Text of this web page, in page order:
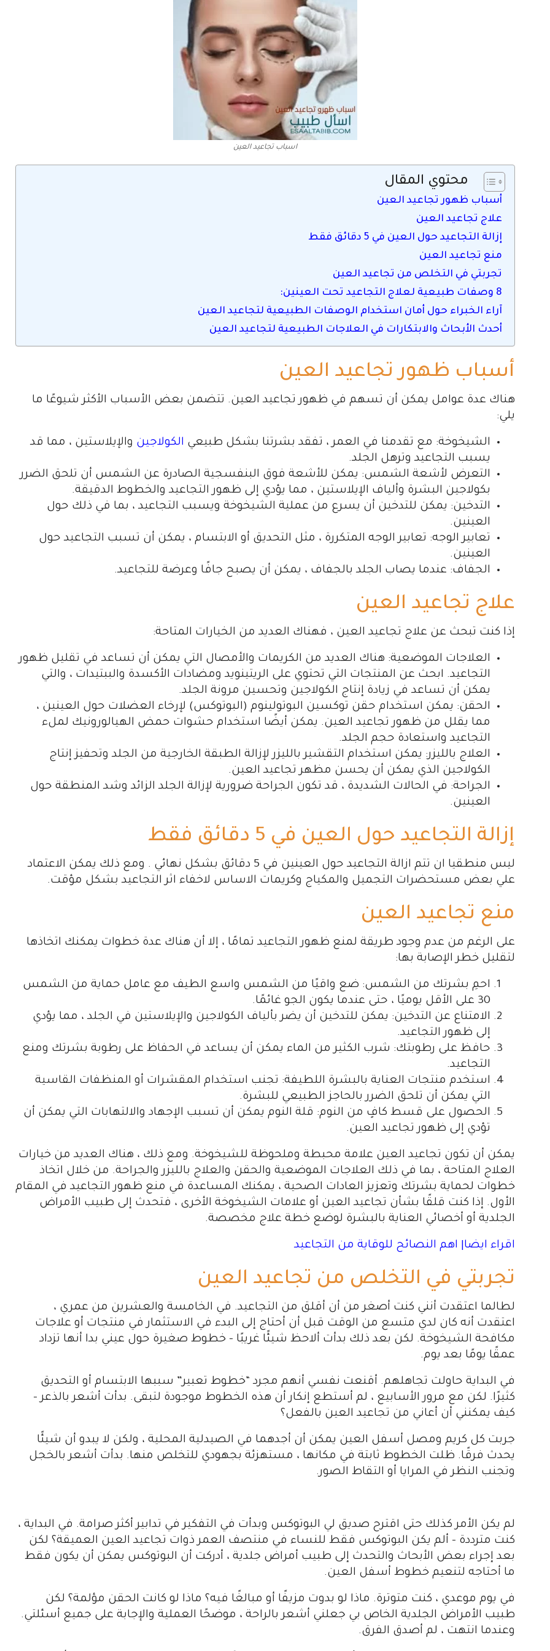
اسباب تجاعيد العين
محتوي المقال
أسباب ظهور تجاعيد العين
علاج تجاعيد العين
إزالة التجاعيد حول العين في 5 دقائق فقط
منع تجاعيد العين
تجربتي في التخلص من تجاعيد العين
8 وصفات طبيعية لعلاج التجاعيد تحت العينين:
آراء الخبراء حول أمان استخدام الوصفات الطبيعية لتجاعيد العين
أحدث الأبحاث والابتكارات في العلاجات الطبيعية لتجاعيد العين
أسباب ظهور تجاعيد العين
هناك عدة عوامل يمكن أن تسهم في ظهور تجاعيد العين. تتضمن بعض الأسباب الأكثر شيوعًا ما
يلي:
الشيخوخة: مع تقدمنا في العمر ، تفقد بشرتنا بشكل طبيعي الكولاجين والإيلاستين ، مما قد
يسبب التجاعيد وترهل الجلد.
التعرض لأشعة الشمس: يمكن للأشعة فوق البنفسجية الصادرة عن الشمس أن تلحق الضرر
بكولاجين البشرة وألياف الإيلاستين ، مما يؤدي إلى ظهور التجاعيد والخطوط الدقيقة.
التدخين: يمكن للتدخين أن يسرع من عملية الشيخوخة ويسبب التجاعيد ، بما في ذلك حول
العينين.
تعابير الوجه: تعابير الوجه المتكررة ، مثل التحديق أو الابتسام ، يمكن أن تسبب التجاعيد حول
العينين.
الجفاف: عندما يصاب الجلد بالجفاف ، يمكن أن يصبح جافًا وعرضة للتجاعيد.
علاج تجاعيد العين
إذا كنت تبحث عن علاج تجاعيد العين ، فهناك العديد من الخيارات المتاحة:
العلاجات الموضعية: هناك العديد من الكريمات والأمصال التي يمكن أن تساعد في تقليل ظهور
التجاعيد. ابحث عن المنتجات التي تحتوي على الريتينويد ومضادات الأكسدة والببتيدات ، والتي
يمكن أن تساعد في زيادة إنتاج الكولاجين وتحسين مرونة الجلد.
الحقن: يمكن استخدام حقن توكسين البوتولينوم (البوتوكس) لإرخاء العضلات حول العينين ،
مما يقلل من ظهور تجاعيد العين. يمكن أيضًا استخدام حشوات حمض الهيالورونيك لملء
التجاعيد واستعادة حجم الجلد.
العلاج بالليزر: يمكن استخدام التقشير بالليزر لإزالة الطبقة الخارجية من الجلد وتحفيز إنتاج
الكولاجين الذي يمكن أن يحسن مظهر تجاعيد العين.
الجراحة: في الحالات الشديدة ، قد تكون الجراحة ضرورية لإزالة الجلد الزائد وشد المنطقة حول
العينين.
إزالة التجاعيد حول العين في 5 دقائق فقط
ليس منطقيا ان تتم ازالة التجاعيد حول العينين في 5 دقائق بشكل نهائي . ومع ذلك يمكن الاعتماد
علي بعض مستحضرات التجميل والمكياج وكريمات الاساس لاخفاء اثر التجاعيد بشكل مؤقت.
منع تجاعيد العين
على الرغم من عدم وجود طريقة لمنع ظهور التجاعيد تمامًا ، إلا أن هناك عدة خطوات يمكنك اتخاذها
لتقليل خطر الإصابة بها:
احمِ بشرتك من الشمس: ضع واقيًا من الشمس واسع الطيف مع عامل حماية من الشمس
30 على الأقل يوميًا ، حتى عندما يكون الجو غائمًا.
الامتناع عن التدخين: يمكن للتدخين أن يضر بألياف الكولاجين والإيلاستين في الجلد ، مما يؤدي
إلى ظهور التجاعيد.
حافظ على رطوبتك: شرب الكثير من الماء يمكن أن يساعد في الحفاظ على رطوبة بشرتك ومنع
التجاعيد.
استخدم منتجات العناية بالبشرة اللطيفة: تجنب استخدام المقشرات أو المنظفات القاسية
التي يمكن أن تلحق الضرر بالحاجز الطبيعي للبشرة.
الحصول على قسط كافٍ من النوم: قلة النوم يمكن أن تسبب الإجهاد والالتهابات التي يمكن أن
تؤدي إلى ظهور تجاعيد العين.
يمكن أن تكون تجاعيد العين علامة محبطة وملحوظة للشيخوخة. ومع ذلك ، هناك العديد من خيارات
العلاج المتاحة ، بما في ذلك العلاجات الموضعية والحقن والعلاج بالليزر والجراحة. من خلال اتخاذ
خطوات لحماية بشرتك وتعزيز العادات الصحية ، يمكنك المساعدة في منع ظهور التجاعيد في المقام
الأول. إذا كنت قلقًا بشأن تجاعيد العين أو علامات الشيخوخة الأخرى ، فتحدث إلى طبيب الأمراض
الجلدية أو أخصائي العناية بالبشرة لوضع خطة علاج مخصصة.
اقراء ايضا| اهم النصائح للوقاية من التجاعيد
تجربتي في التخلص من تجاعيد العين
لطالما اعتقدت أنني كنت أصغر من أن أقلق من التجاعيد. في الخامسة والعشرين من عمري ،
اعتقدت أنه كان لدي متسع من الوقت قبل أن أحتاج إلى البدء في الاستثمار في منتجات أو علاجات
مكافحة الشيخوخة. لكن بعد ذلك بدأت ألاحظ شيئًا غريبًا – خطوط صغيرة حول عيني بدا أنها تزداد
عمقًا يومًا بعد يوم.
في البداية حاولت تجاهلهم. أقنعت نفسي أنهم مجرد “خطوط تعبير” سببها الابتسام أو التحديق
كثيرًا. لكن مع مرور الأسابيع ، لم أستطع إنكار أن هذه الخطوط موجودة لتبقى. بدأت أشعر بالذعر –
كيف يمكنني أن أعاني من تجاعيد العين بالفعل؟
جربت كل كريم ومصل أسفل العين يمكن أن أجدهما في الصيدلية المحلية ، ولكن لا يبدو أن شيئًا
يحدث فرقًا. ظلت الخطوط ثابتة في مكانها ، مستهزئة بجهودي للتخلص منها. بدأت أشعر بالخجل
وتجنب النظر في المرايا أو التقاط الصور.
لم يكن الأمر كذلك حتى اقترح صديق لي البوتوكس وبدأت في التفكير في تدابير أكثر صرامة. في البداية ،
كنت مترددة – ألم يكن البوتوكس فقط للنساء في منتصف العمر ذوات تجاعيد العين العميقة؟ لكن
بعد إجراء بعض الأبحاث والتحدث إلى طبيب أمراض جلدية ، أدركت أن البوتوكس يمكن أن يكون فقط
ما أحتاجه لتنعيم خطوط أسفل العين.
في يوم موعدي ، كنت متوترة. ماذا لو بدوت مزيفًا أو مبالغًا فيه؟ ماذا لو كانت الحقن مؤلمة؟ لكن
طبيب الأمراض الجلدية الخاص بي جعلني أشعر بالراحة ، موضحًا العملية والإجابة على جميع أسئلتي.
وعندما انتهت ، لم أصدق الفرق.